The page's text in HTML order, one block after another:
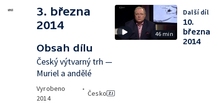
3. března
2014
Obsah dílu
Český výtvarný trh —
Muriel a andělé
Vyrobeno
2014
•
Česko
46 min
Další díl
10.
března
2014